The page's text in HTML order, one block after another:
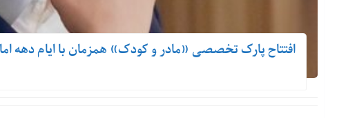
افتتاح پارک تخصصی «مادر و کودک» همزمان با ایام دهه